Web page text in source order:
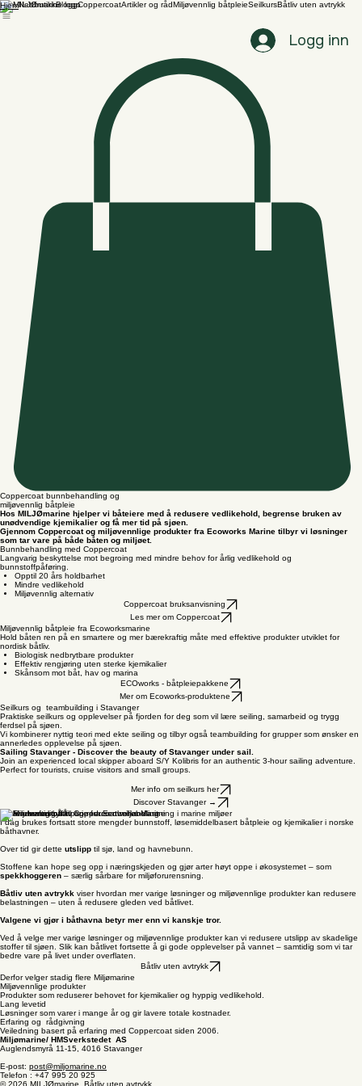
HjemNettbutikkBloggCoppercoatArtikler og rådMiljøvennlig båtpleieSeilkursBåtliv uten avtrykk
Logg inn
Coppercoat bunnbehandling og
miljøvennlig båtpleie
Hos MILJØmarine hjelper vi båteiere med å redusere vedlikehold, begrense bruken av
unødvendige kjemikalier og få mer tid på sjøen.
Gjennom Coppercoat og miljøvennlige produkter fra Ecoworks Marine tilbyr vi løsninger
som tar vare på både båten og miljøet.
Bunnbehandling med Coppercoat
Langvarig beskyttelse mot begroing med mindre behov for årlig vedlikehold og
bunnstoffpåføring.
Opptil 20 års holdbarhet
Mindre vedlikehold
Miljøvennlig alternativ
Coppercoat bruksanvisning
Les mer om Coppercoat
Miljøvennlig båtpleie fra Ecoworksmarine
Hold båten ren på en smartere og mer bærekraftig måte med effektive produkter utviklet for
nordisk båtliv.
Biologisk nedbrytbare produkter
Effektiv rengjøring uten sterke kjemikalier
Skånsom mot båt, hav og marina
ECOworks - båtpleiepakkene
Mer om Ecoworks-produktene
Seilkurs og teambuilding i Stavanger
Praktiske seilkurs og opplevelser på fjorden for deg som vil lære seiling, samarbeid og trygg
ferdsel på sjøen.
Vi kombinerer nyttig teori med ekte seiling og tilbyr også teambuilding for grupper som ønsker en
annerledes opplevelse på sjøen.
Sailing Stavanger - Discover the beauty of Stavanger under sail.
Join an experienced local skipper aboard S/Y Kolibris for an authentic 3-hour sailing adventure.
Perfect for tourists, cruise visitors and small groups.
Mer info om seilkurs her
Discover Stavanger →
Båtliv uten avtrykk
I dag brukes fortsatt store mengder bunnstoff, løsemiddelbasert båtpleie og kjemikalier i norske
båthavner.
Over tid gir dette utslipp til sjø, land og havnebunn.
Stoffene kan hope seg opp i næringskjeden og gjør arter høyt oppe i økosystemet – som
spekkhoggeren – særlig sårbare for miljøforurensning.
Båtliv uten avtrykk viser hvordan mer varige løsninger og miljøvennlige produkter kan redusere
belastningen – uten å redusere gleden ved båtlivet.
Valgene vi gjør i båthavna betyr mer enn vi kanskje tror.
Ved å velge mer varige løsninger og miljøvennlige produkter kan vi redusere utslipp av skadelige
stoffer til sjøen. Slik kan båtlivet fortsette å gi gode opplevelser på vannet – samtidig som vi tar
bedre vare på livet under overflaten.
Båtliv uten avtrykk
Derfor velger stadig flere Miljømarine
Miljøvennlige produkter
Produkter som reduserer behovet for kjemikalier og hyppig vedlikehold.
Lang levetid
Løsninger som varer i mange år og gir lavere totale kostnader.
Erfaring og rådgivning
Veiledning basert på erfaring med Coppercoat siden 2006.
Miljømarine/ HMSverkstedet AS
Auglendsmyrå 11-15, 4016 Stavanger
E-post: post@miljomarine.no
Telefon : +47 995 20 925
© 2026 MILJØmarine. Båtliv uten avtrykk.